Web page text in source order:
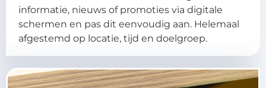
informatie, nieuws of promoties via digitale
schermen en pas dit eenvoudig aan. Helemaal
afgestemd op locatie, tijd en doelgroep.